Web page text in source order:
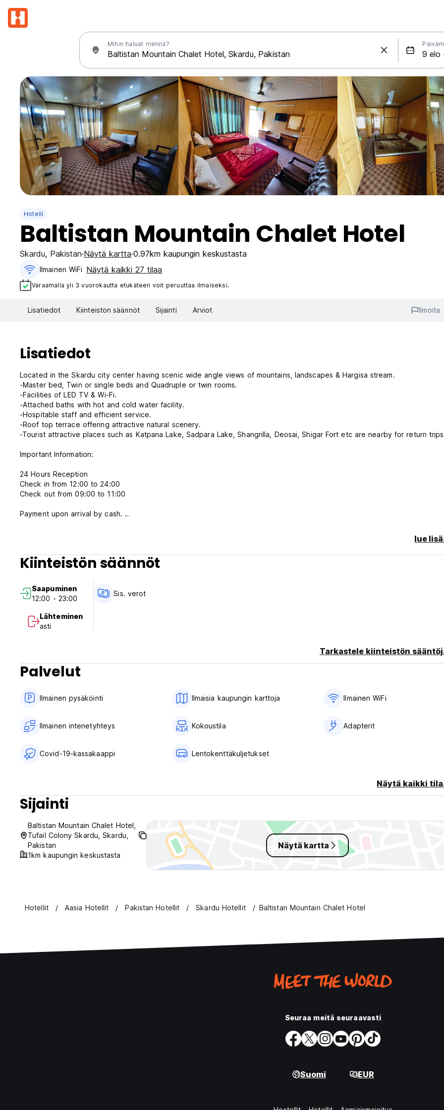
Mihin haluat mennä?
Hotelli
Baltistan Mountain Chalet Hotel
Skardu, Pakistan Näytä kartta 0.97km kaupungin keskustasta
Ilmainen WiFi Näytä kaikki 27 tilaa
Varaamalla yli 3 vuorokautta etukäteen voit peruuttaa ilmaiseksi.
Lisatiedot Kiinteistön säännöt Sijainti Arviot Ilmoita
Lisatiedot
Located in the Skardu city center having scenic wide angle views of mountains, landscapes & Hargisa stream.
-Master bed, Twin or single beds and Quadruple or twin rooms.
-Facilities of LED TV & Wi-Fi.
-Attached baths with hot and cold water facility.
-Hospitable staff and efficient service.
-Roof top terrace offering attractive natural scenery.
-Tourist attractive places such as Katpana Lake, Sadpara Lake, Shangrilla, Deosai, Shigar Fort etc are nearby for return
Important Information:
24 Hours Reception
Check in from 12:00 to 24:00
Check out from 09:00 to 11:00
Payment upon arrival by cash.
Cancellation policy: 2 days before arrival day. In case of a late cancellation or No Show, you will be charged the first night
stay.
Child friendly.
lue
Kiinteistön säännöt
Saapuminen
12:00 - 23:00
Lähteminen
asti
Sis. verot
Tarkastele kiinteistön
Palvelut
Ilmainen pysäköinti Ilmaisia ​​kaupungin karttoja Ilmainen WiFi
Ilmainen intenetyhteys Kokoustila Adapterit
Covid-19-kassakaappi Lentokenttäkuljetukset
Näytä kaikki
Sijainti
Baltistan Mountain Chalet Hotel,
Tufail Colony Skardu, Skardu,
Pakistan
1km kaupungin keskustasta
Näytä kartta
Hotellit Aasia Hotellit Pakistan Hotellit Skardu Hotellit Baltistan Mountain Chalet Hotel
Seuraa meitä seuraavasti
Suomi EUR